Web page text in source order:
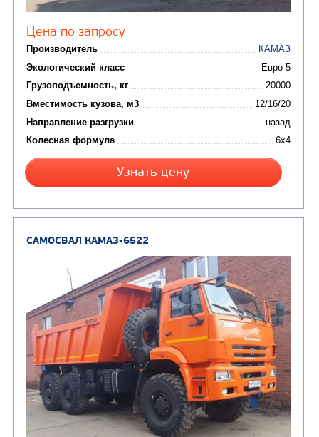
АВТОБУСЫ
АВТОЦИСТЕРНЫ
Автотопливозаправщики
CHAMELEON (г. Егорьевск)
Молоковозы, водовозы
Автогудронаторы (8)
КОММУНАЛЬНАЯ
машины(18)
Вакуумные машины
Илососные машины
Каналопромывочные
(24)
САМОСВАЛ КАМАЗ-6520 В НАЛИЧИИ